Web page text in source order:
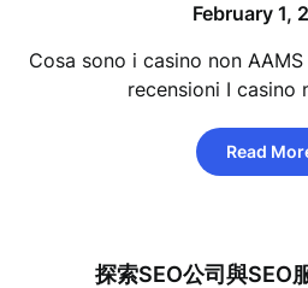
February 1,
Cosa sono i casino non
recensioni I casino
Read
探索SEO公司與SEO